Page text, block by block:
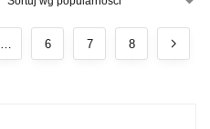
… 6 7 8